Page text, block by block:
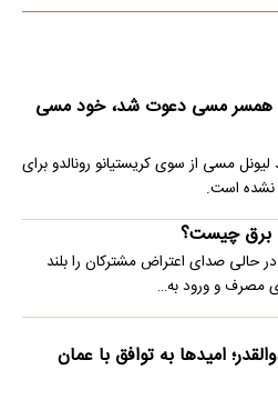
همسر مسی دعوت شد، خود مسی
مسی از سوی کریستیانو رونالدو برای
نشده است.
برق چیست؟
حالی صدای اعتراض مشترکان را بلند
مصرف و ورود به…
امیدها به توافق با عمان